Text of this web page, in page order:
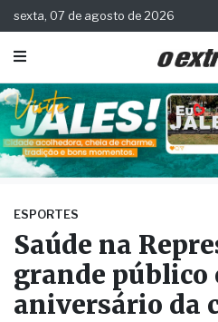
sexta, 07 de agosto de 2026
ESPORTES
Saúde na
grande público
aniversário da